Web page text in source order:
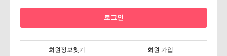
회원정보찾기 회원 가입